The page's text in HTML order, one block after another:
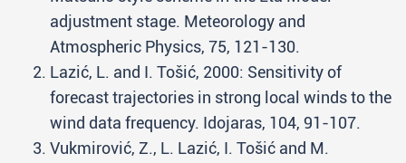
adjustment stage. Meteorology and
Atmospheric Physics, 75, 121-130.
Lazić, L. and I. Tošić, 2000: Sensitivity of
forecast trajectories in strong local winds to the
wind data frequency. Idojaras, 104, 91-107.
Vukmirović, Z., L. Lazić, I. Tošić and M.